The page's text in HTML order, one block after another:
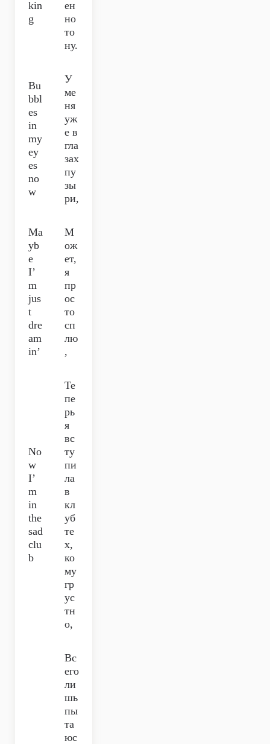
kin
g
ен
но
то
ну.
Bu
bbl
es
in
my
ey
es
no
w
У
ме
ня
уж
е в
гла
зах
пу
зы
ри,
Ma
yb
e
I’
m
jus
t
dre
am
in’
М
ож
ет,
я
пр
ос
то
сп
лю
,
No
w
I’
m
in
the
sad
clu
b
Те
пе
рь
я
вс
ту
пи
ла
в
кл
уб
те
х,
ко
му
гр
ус
тн
о,
Вс
его
ли
шь
пы
та
юс